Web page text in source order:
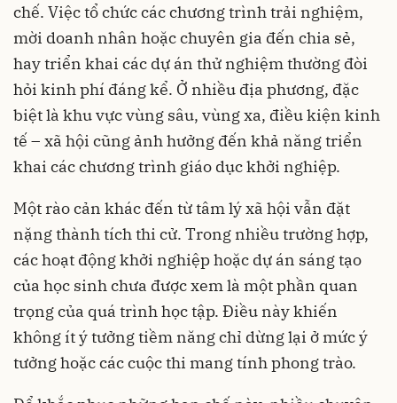
chế. Việc tổ chức các chương trình trải nghiệm,
mời doanh nhân hoặc chuyên gia đến chia sẻ,
hay triển khai các dự án thử nghiệm thường đòi
hỏi kinh phí đáng kể. Ở nhiều địa phương, đặc
biệt là khu vực vùng sâu, vùng xa, điều kiện kinh
tế – xã hội cũng ảnh hưởng đến khả năng triển
khai các chương trình giáo dục khởi nghiệp.
Một rào cản khác đến từ tâm lý xã hội vẫn đặt
nặng thành tích thi cử. Trong nhiều trường hợp,
các hoạt động khởi nghiệp hoặc dự án sáng tạo
của học sinh chưa được xem là một phần quan
trọng của quá trình học tập. Điều này khiến
không ít ý tưởng tiềm năng chỉ dừng lại ở mức ý
tưởng hoặc các cuộc thi mang tính phong trào.